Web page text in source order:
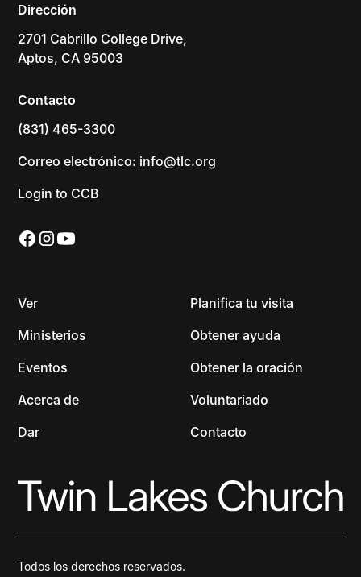
Dirección
2701 Cabrillo College Drive,
Aptos, CA 95003
Contacto
(831) 465-3300
Correo electrónico: info@tlc.org
Login to CCB
Ver
Ministerios
Eventos
Acerca de
Dar
Planifica tu visita
Obtener ayuda
Obtener la oración
Voluntariado
Contacto
Todos los derechos reservados.